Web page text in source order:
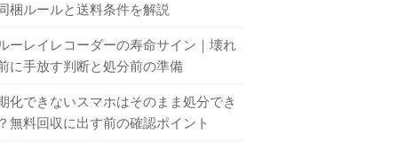
梱ルールと送料条件を解説
ーレイレコーダーの寿命サイン｜壊れ
に手放す判断と処分前の準備
化できないスマホはそのまま処分でき
無料回収に出す前の確認ポイント